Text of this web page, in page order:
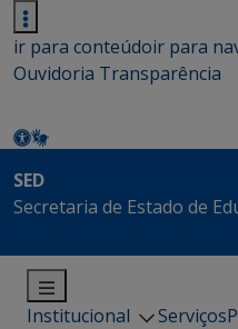
ir para conteúdoir para
Ouvidoria Transparência
SED
Secretaria de Estado de
Institucional Serviços